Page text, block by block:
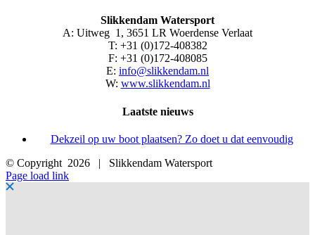
Slikkendam Watersport
A: Uitweg 1, 3651 LR Woerdense Verlaat
T: +31 (0)172-408382
F: +31 (0)172-408085
E: info@slikkendam.nl
W: www.slikkendam.nl
Laatste nieuws
Dekzeil op uw boot plaatsen? Zo doet u dat eenvoudig
© Copyright 2026 | Slikkendam Watersport
Facebook
Instagram
LinkedIn
YouTube
X
E-
mail
Page load link